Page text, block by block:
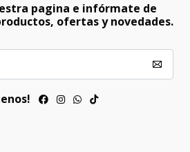
pagina e infórmate de
ofertas y novedades.